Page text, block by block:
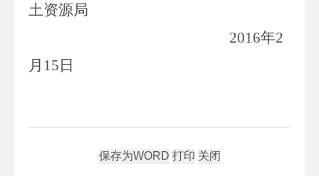
土资源局
2016年2
月 15 日